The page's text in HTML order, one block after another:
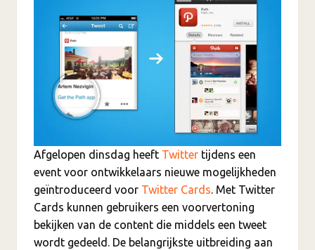
Afgelopen dinsdag heeft Twitter tijdens een
event voor ontwikkelaars nieuwe mogelijkheden
geïntroduceerd voor Twitter Cards. Met Twitter
Cards kunnen gebruikers een voorvertoning
bekijken van de content die middels een tweet
wordt gedeeld. De belangrijkste uitbreiding aan